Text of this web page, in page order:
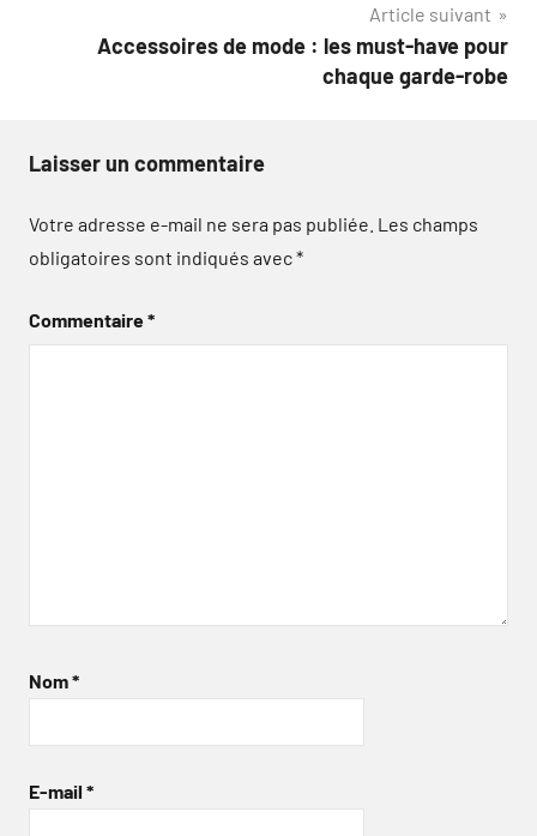
Article suivant
Accessoires de mode : les must-have pour
chaque garde-robe
Laisser un commentaire
Votre adresse e-mail ne sera pas publiée. Les champs
obligatoires sont indiqués avec*
Commentaire*
Nom*
E-mail *